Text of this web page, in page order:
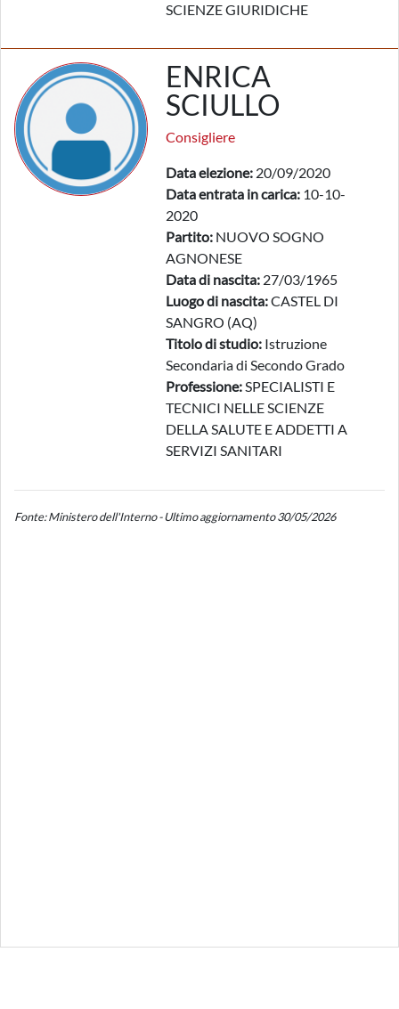
SCIENZE GIURIDICHE
ENRICA
SCIULLO
Consigliere
Data elezione: 20/09/2020
Data entrata in carica: 10-10-
2020
Partito: NUOVO SOGNO
AGNONESE
Data di nascita: 27/03/1965
Luogo di nascita:CASTEL DI
SANGRO (AQ)
Titolo di studio: Istruzione
Secondaria di Secondo Grado
Professione:SPECIALISTI E
TECNICI NELLE SCIENZE
DELLA SALUTE E ADDETTI A
SERVIZI SANITARI
Fonte: Ministero dell'Interno - Ultimo aggiornamento 30/05/2026